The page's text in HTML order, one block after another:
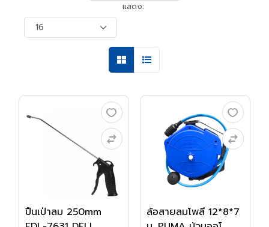
แสดง:
ปืนเป่าลม 250mm
ล้อสายลมโพลี 12*8*7